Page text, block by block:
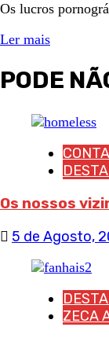
Os lucros
Ler mais
PODE
Os nossos
5 de Agosto,
ZECA